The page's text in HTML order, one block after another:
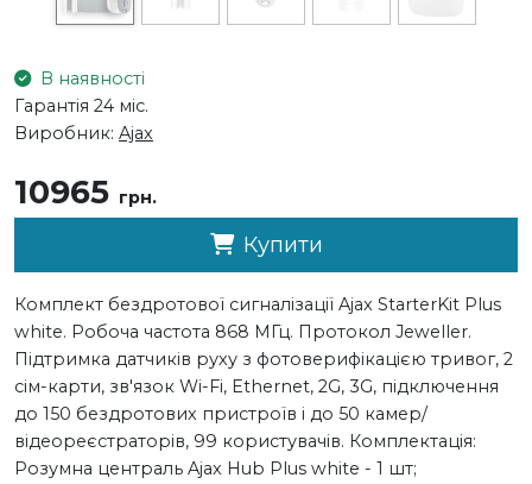
В наявності
Гарантія 24 міс.
Виробник: Ajax
10965 грн.
Купити
Комплект бездротової сигналізації Ajax StarterKit Plus
white. Робоча частота 868 МГц. Протокол Jeweller.
Підтримка датчиків руху з фотоверифікацією тривог, 2
сім-карти, зв'язок Wi-Fi, Ethernet, 2G, 3G, підключення
до 150 бездротових пристроїв і до 50 камер/
відеореєстраторів, 99 користувачів. Комплектація:
Розумна централь Ajax Hub Plus white - 1 шт;